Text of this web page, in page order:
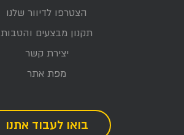
הצטרפו לדיוור שלנו
תקנון מבצעים והטבות
יצירת קשר
מפת אתר
בואו לעבוד אתנו